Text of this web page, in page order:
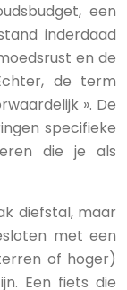
een
inderdaad
en de
de term
». De
specifieke
die je als
diefstal, maar
met een
of hoger)
Een fiets die